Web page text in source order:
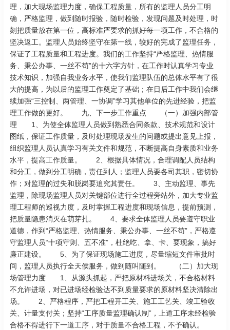
理，加大现场监理力度，确保工程质量，所有的监理人员分工明
确，严格监理，做到随时报验，随时检验，发现问题及时处理，时
刻把质量放在第一位，高标准严要求的抓好每一项工作，不合格的
坚决返工。监理人员始终坚守在第一线，较好的完成了监理任务，
保证了工程质量和工程进度。我们的工作坚持“严格监理、热情服
务、秉公办事、一丝不苟”的十六字方针，在工作时认真学习专业
技术知识，加强自我业务水平，使我们监理队伍的总体水平有了很
大的提高，为以后的监理工作奠定了基础；在日后工作中我们会继
续加强“三控制、两管理、一协调”学习其他单位的先进经验，把监
理工作做的更好。 九、下一步工作重点 （一）加强内部管
理 1、为使全体监理人员做到熟悉合同条款、技术规范和设计
图纸，保证工作质量，及时处理现场发生的问题或提出意见上报，
组织监理人员认真学习有关文件和规范，不断提高自身素质和业务
水平，提高工作质量。 2、根据具体情况，合理调配人员结构
和分工，做到分工明确，责任到人；监理人员要各司其职，密切协
作；对监理的过失和脱岗要追究其责任。 3、主动监理、事先
监理，除现场监理人员对关键部位进行全过程旁站外，加大专业监
理工程师的巡视力度，及时掌握工程进度和现场信息，提前预测，
把质量隐患消灭在萌芽扎。 4、要求全体监理人员要遵守职业
道德，作到“严格监理、热情服务、秉公办事、一丝不苟”，严格遵
守监理人员“十项守则、五不准”，杜绝吃、拿、卡、要现象，搞好
廉正建设。 5、为了保证现场施工进度，尽量缩短文件审批时
间，监理人员执行全天侯服务，做到随叫随到。 （二）加大现
场管理力度 1、从源头抓起，严把原材料进场关，不合格材料
不允许进场，对已进场经检验达不到质量要求的原材料坚决清除出
场。 2、严格程序，严把工程开工关、施工工艺关、竣工验收
关、计量支付关；坚持“工序质量监理确认制”，上道工序未经检验
合格不得进行下一道工序，对于质量不合格工程，不予确认。